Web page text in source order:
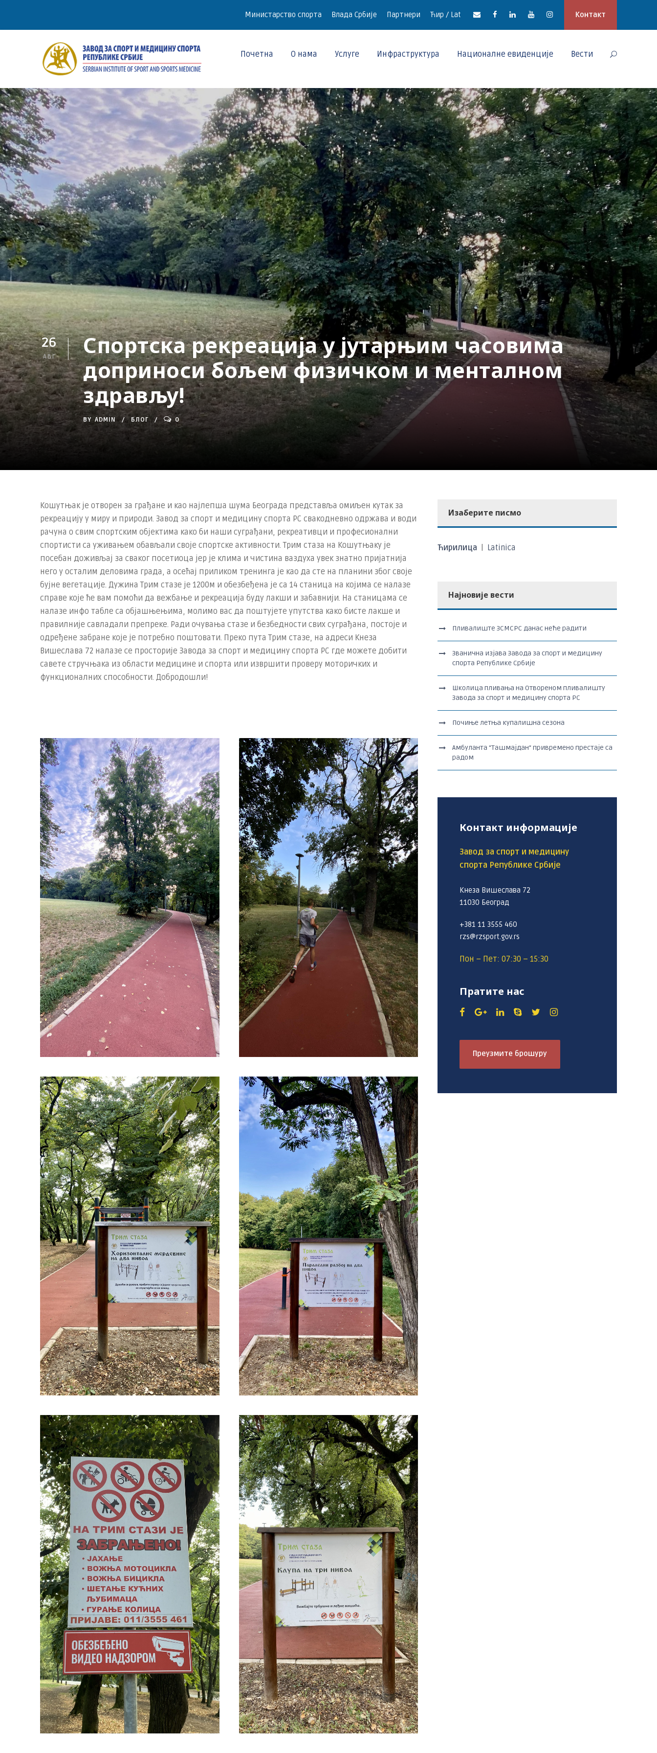
Министарство спорта Влада Србије Партнери Ћир / Lat Контакт
Почетна О нама Услуге Инфраструктура Националне евиденције Вести
26
АВГ
Спортска рекреација у јутарњим часовима
доприноси бољем физичком и менталном
здрављу!
BY ADMIN БЛОГ 0
Кошутњак је отворен за грађане и као најлепша шума Београда представља омиљен кутак за
рекреацију у миру и природи. Завод за спорт и медицину спорта РС свакодневно одржава и води
рачуна о свим спортским објектима како би наши суграђани, рекреативци и професионални
спортисти са уживањем обављали своје спортске активности. Трим стаза на Кошутњаку је
посебан доживљај за сваког посетиоца јер је клима и чистина ваздуха увек знатно пријатнија
него у осталим деловима града, а осећај приликом тренинга је као да сте на планини због своје
бујне вегетације. Дужина Трим стазе је 1200м и обезбеђена је са 14 станица на којима се налазе
справе које ће вам помоћи да вежбање и рекреација буду лакши и забавнији. На станицама се
налазе инфо табле са објашњењима, молимо вас да поштујете упутства како бисте лакше и
правилније савладали препреке. Ради очувања стазе и безбедности свих суграђана, постоје и
одређене забране које је потребно поштовати. Преко пута Трим стазе, на адреси Кнеза
Вишеслава 72 налазе се просторије Завода за спорт и медицину спорта РС где можете добити
савете стручњака из области медицине и спорта или извршити проверу моторичких и
функционалних способности. Добродошли!
Изаберите писмо
Ћирилица Latinica
Најновије вести
Пливалиште ЗСМСРС данас неће радити
Званична изјава Завода за спорт и медицину
спорта Републике Србије
Школица пливања на Отвореном пливалишту
Завода за спорт и медицину спорта РС
Почиње летња купалишна сезона
Амбуланта “Ташмајдан“ привремено престаје са
радом
Контакт информације
Завод за спорт и медицину
спорта Републике Србије
Кнеза Вишеслава 72
11030 Београд
+381 11 3555 460
rzs@rzsport.gov.rs
Пон – Пет: 07:30 – 15:30
Пратите нас
Преузмите брошуру